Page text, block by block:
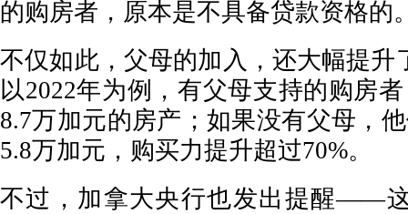
的购房者，原本是不具备贷款资格的
不仅如此，父母的加入，还大幅提升
以2022年为例，有父母支持的购房
8.7万加元的房产；如果没有父母，
5.8万加元，购买力提升超过70%。
不过，加拿大央行也发出提醒——